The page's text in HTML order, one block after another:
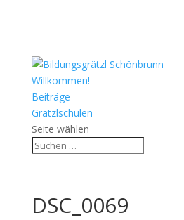
Willkommen!
Beiträge
Grätzlschulen
Seite wählen
DSC_0069